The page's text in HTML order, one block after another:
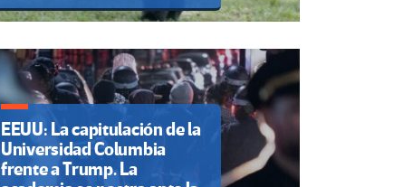
EEUU: La capitulación de la
Universidad Columbia
frente a Trump. La